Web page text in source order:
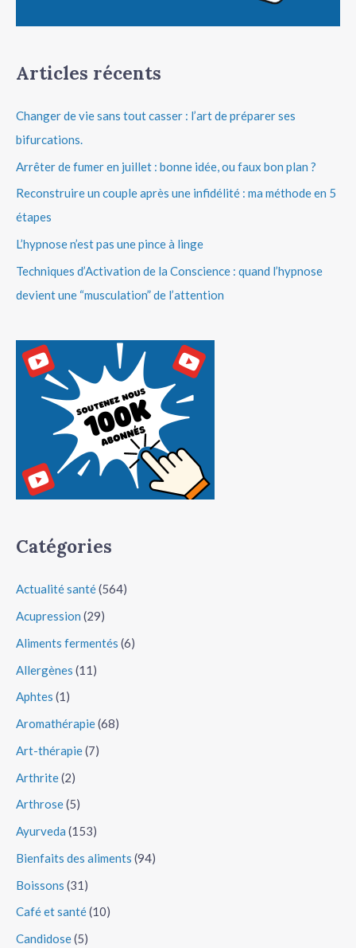
Articles récents
Changer de vie sans tout casser : l’art de préparer ses
bifurcations.
Arrêter de fumer en juillet : bonne idée, ou faux bon plan ?
Reconstruire un couple après une infidélité : ma méthode en 5
étapes
L’hypnose n’est pas une pince à linge
Techniques d’Activation de la Conscience : quand l’hypnose
devient une “musculation” de l’attention
Catégories
Actualité santé(564)
Acupression (29)
Aliments fermentés (6)
Allergènes (11)
Aphtes (1)
Aromathérapie(68)
Art-thérapie(7)
Arthrite(2)
Arthrose(5)
Ayurveda (153)
Bienfaits des aliments (94)
Boissons (31)
Café et santé(10)
Candidose(5)